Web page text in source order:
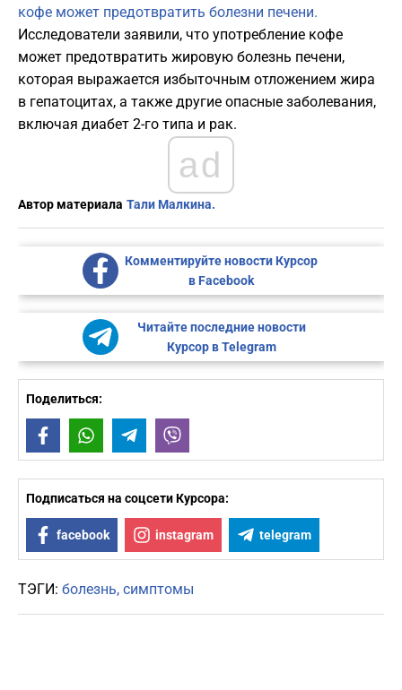
кофе может предотвратить болезни печени.
Исследователи заявили, что употребление кофе
может предотвратить жировую болезнь печени,
которая выражается избыточным отложением жира
в гепатоцитах, а также другие опасные заболевания,
включая диабет 2-го типа и рак.
ad
Автор материала Тали Малкина.
Комментируйте новости Курсор
в Facebook
Читайте последние новости
Курсор в Telegram
Поделиться:
FacebookWhatsAppTelegram
Подписаться на соцсети Курсора:
facebook instagram telegram
ТЭГИ: болезнь симптомы